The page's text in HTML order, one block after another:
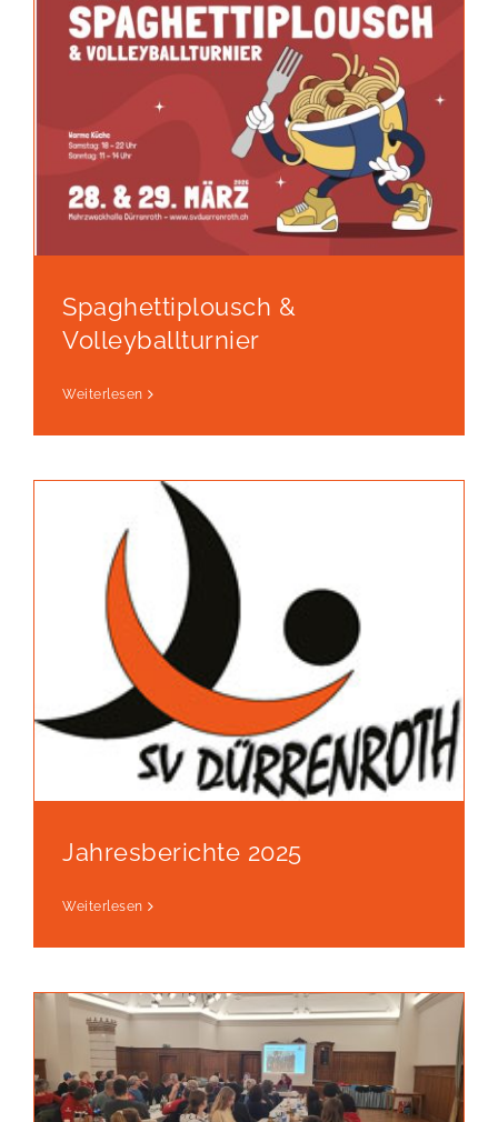
Spaghettiplousch &
Volleyballturnier
Weiterlesen
Jahresberichte 2025
Weiterlesen